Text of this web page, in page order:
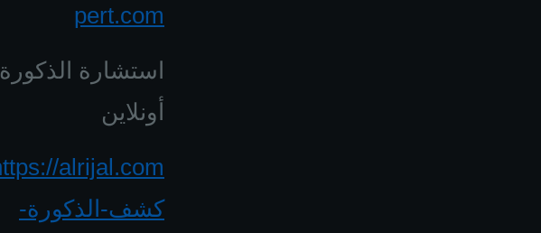
pert.com
استشارة الذكورة
أونلاين
كشف-الذكورة-